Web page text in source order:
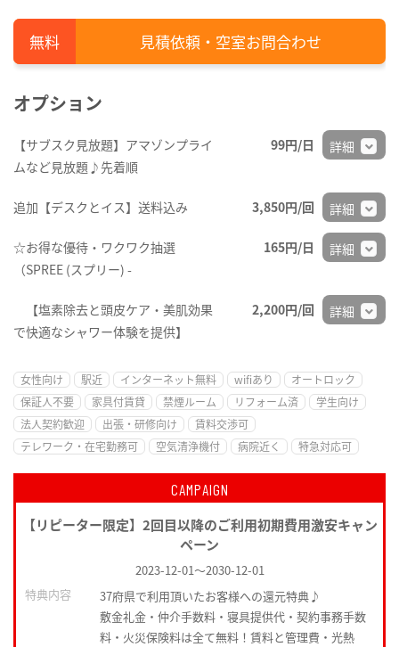
見積依頼・空室お問合わせ
オプション
【サブスク見放題】アマゾンプライ
ムなど見放題♪先着順
99円/日 詳細
追加【デスクとイス】送料込み 3,850円/回 詳細
☆お得な優待・ワクワク抽選
（SPREE (スプリー) -
165円/日 詳細
【塩素除去と頭皮ケア・美肌効果
で快適なシャワー体験を提供】
2,200円/回 詳細
女性向け 駅近 インターネット無料 wifiあり
オートロック
保証人不要
家具付賃貸 禁煙ルーム リフォーム済
学生向け
法人契約歓迎
出張・研修向け
賃料交渉可
テレワーク・在宅勤務可
空気清浄機付 病院近く 特急対応可
CAMPAIGN
【リピーター限定】2回目以降のご利用初期費用激安キャン
ペーン
2023-12-01～2030-12-01
特典内容
37府県で利用頂いたお客様への還元特典♪
敷金礼金・仲介手数料・寝具提供代・契約事務手数
料・火災保険料は全て無料！賃料と管理費・光熱